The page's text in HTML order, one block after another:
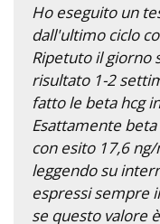
Ho eseguito un
dall'ultimo ciclo
Ripetuto il giorno
risultato 1-2
fatto le beta hcg
Esattamente
con esito 17,6
leggendo su
espressi sempre
se questo valore